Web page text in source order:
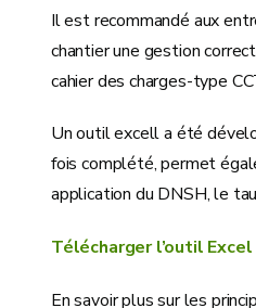
Il est recommandé aux
chantier une gestion
cahier des charges-type
Un outil excell a été
fois complété, permet
application du DNSH, le
Télécharger l’outil Excel
En savoir plus sur les